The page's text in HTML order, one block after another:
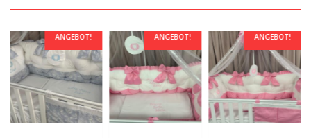
ANGEBOT! ANGEBOT! ANGEBOT!